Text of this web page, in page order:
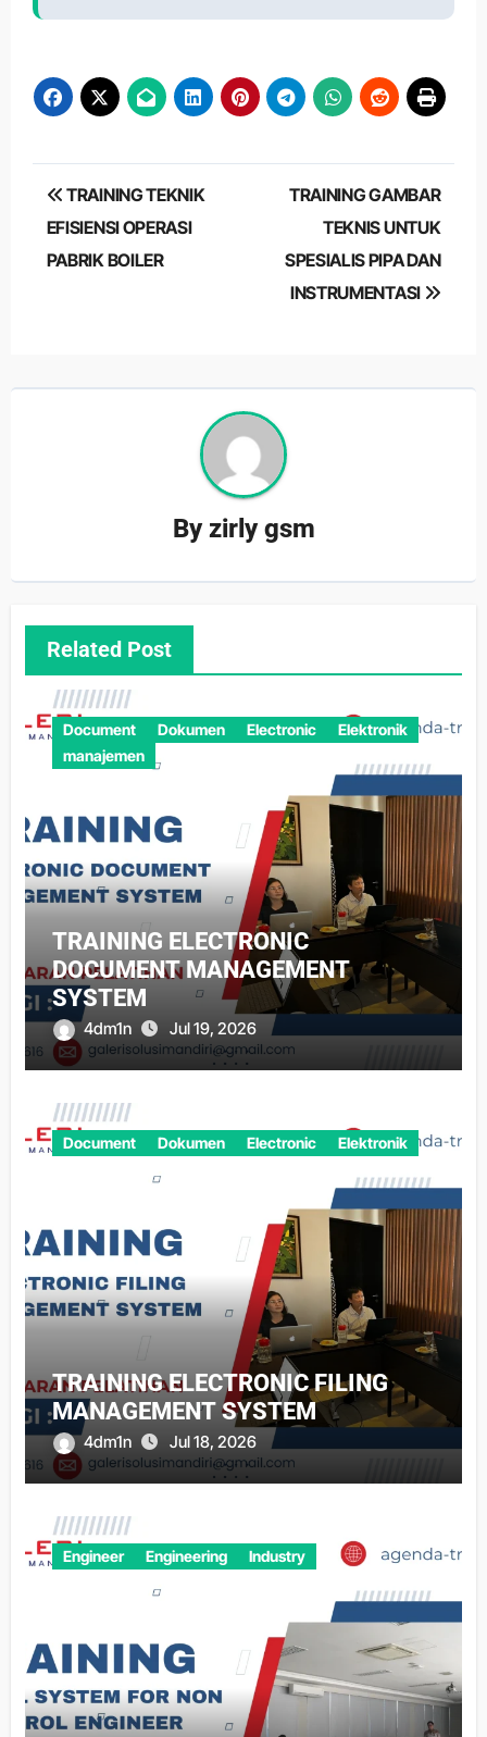
Post
navigation
TRAINING TEKNIK
EFISIENSI OPERASI
PABRIK BOILER
TRAINING GAMBAR
TEKNIS UNTUK
SPESIALIS PIPA DAN
INSTRUMENTASI
Byzirly gsm
Related Post
Document Dokumen Electronic
Elektronik
manajemen
TRAINING ELECTRONIC
DOCUMENT MANAGEMENT
SYSTEM
4dm1n Jul 19, 2026
Document Dokumen Electronic Elektronik
TRAINING ELECTRONIC FILING
MANAGEMENT SYSTEM
4dm1n Jul 18, 2026
Engineer Engineering Industry